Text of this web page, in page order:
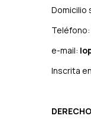
Domicilio
Teléfono:
e-mail:
Inscrita